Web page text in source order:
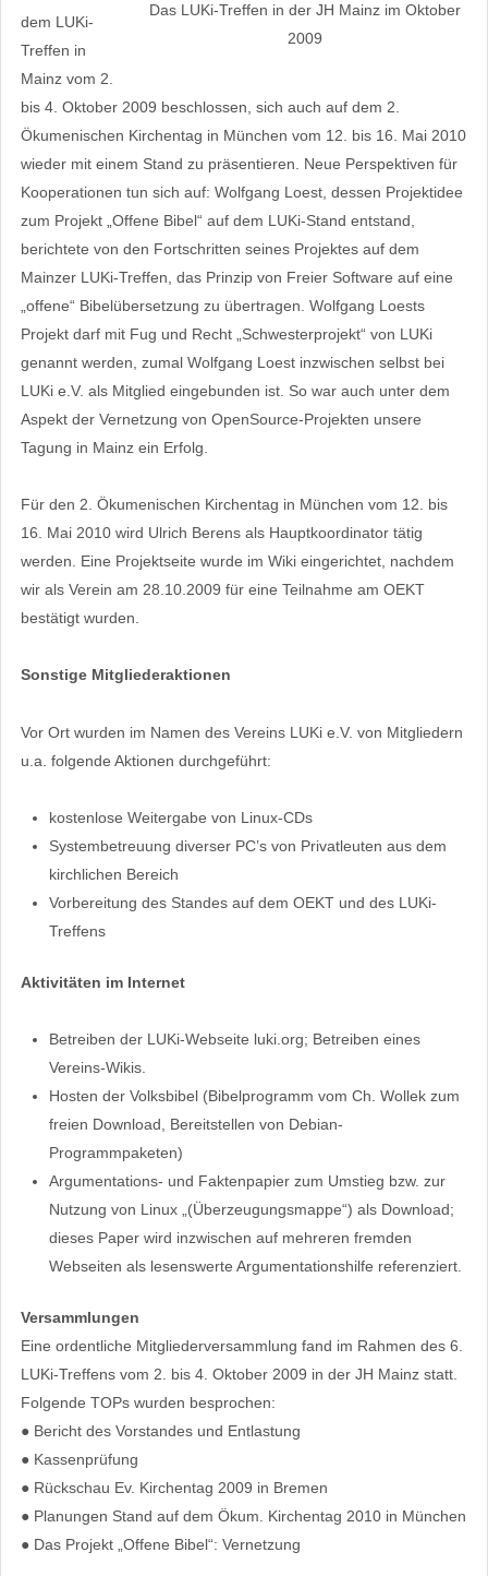
Das LUKi-Treffen in der JH Mainz im Oktober
2009
dem LUKi-
Treffen in
Mainz vom 2.
bis 4. Oktober 2009 beschlossen, sich auch auf dem 2.
Ökumenischen Kirchentag in München vom 12. bis 16. Mai 2010
wieder mit einem Stand zu präsentieren. Neue Perspektiven für
Kooperationen tun sich auf: Wolfgang Loest, dessen Projektidee
zum Projekt „Offene Bibel“ auf dem LUKi-Stand entstand,
berichtete von den Fortschritten seines Projektes auf dem
Mainzer LUKi-Treffen, das Prinzip von Freier Software auf eine
„offene“ Bibelübersetzung zu übertragen. Wolfgang Loests
Projekt darf mit Fug und Recht „Schwesterprojekt“ von LUKi
genannt werden, zumal Wolfgang Loest inzwischen selbst bei
LUKi e.V. als Mitglied eingebunden ist. So war auch unter dem
Aspekt der Vernetzung von OpenSource-Projekten unsere
Tagung in Mainz ein Erfolg.
Für den 2. Ökumenischen Kirchentag in München vom 12. bis
16. Mai 2010 wird Ulrich Berens als Hauptkoordinator tätig
werden. Eine Projektseite wurde im Wiki eingerichtet, nachdem
wir als Verein am 28.10.2009 für eine Teilnahme am OEKT
bestätigt wurden.
Sonstige Mitgliederaktionen
Vor Ort wurden im Namen des Vereins LUKi e.V. von Mitgliedern
u.a. folgende Aktionen durchgeführt:
kostenlose Weitergabe von Linux-CDs
Systembetreuung diverser PC’s von Privatleuten aus dem
kirchlichen Bereich
Vorbereitung des Standes auf dem OEKT und des LUKi-
Treffens
Aktivitäten im Internet
Betreiben der LUKi-Webseite luki.org; Betreiben eines
Vereins-Wikis.
Hosten der Volksbibel (Bibelprogramm vom Ch. Wollek zum
freien Download, Bereitstellen von Debian-
Programmpaketen)
Argumentations- und Faktenpapier zum Umstieg bzw. zur
Nutzung von Linux „(Überzeugungsmappe“) als Download;
dieses Paper wird inzwischen auf mehreren fremden
Webseiten als lesenswerte Argumentationshilfe referenziert.
Versammlungen
Eine ordentliche Mitgliederversammlung fand im Rahmen des 6.
LUKi-Treffens vom 2. bis 4. Oktober 2009 in der JH Mainz statt.
Folgende TOPs wurden besprochen:
● Bericht des Vorstandes und Entlastung
● Kassenprüfung
● Rückschau Ev. Kirchentag 2009 in Bremen
● Planungen Stand auf dem Ökum. Kirchentag 2010 in München
● Das Projekt „Offene Bibel“: Vernetzung